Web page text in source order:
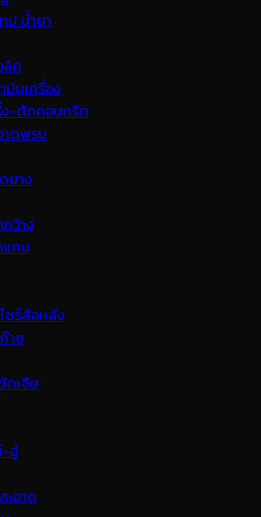
ป น้ำยา
ค
นเครื่อง
ง-ตัดคอนกรีต
าดพรม
ยาง
ว้าง
แคบ
ซร์ล้อหลัง
าซ
ดเจีย
-อู่
ะอาด